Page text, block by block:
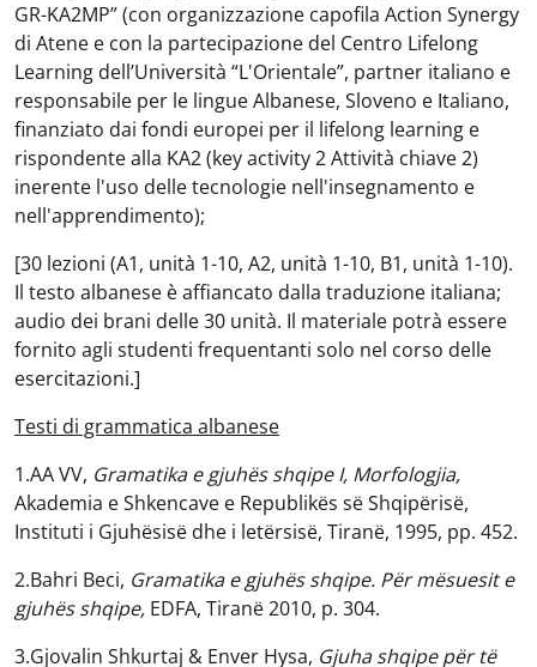
GR-KA2MP” (con organizzazione capofila Action Synergy
di Atene e con la partecipazione del Centro Lifelong
Learning dell’Università “L'Orientale”, partner italiano e
responsabile per le lingue Albanese, Sloveno e Italiano,
finanziato dai fondi europei per il lifelong learning e
rispondente alla KA2 (key activity 2 Attività chiave 2)
inerente l'uso delle tecnologie nell'insegnamento e
nell'apprendimento);
[30 lezioni (A1, unità 1-10, A2, unità 1-10, B1, unità 1-10).
Il testo albanese è affiancato dalla traduzione italiana;
audio dei brani delle 30 unità. Il materiale potrà essere
fornito agli studenti frequentanti solo nel corso delle
esercitazioni.]
Testi di grammatica albanese
1.AA VV, Gramatika e gjuhës shqipe I, Morfologjia,
Akademia e Shkencave e Republikës së Shqipërisë,
Instituti i Gjuhësisë dhe i letërsisë, Tiranë, 1995, pp. 452.
2.Bahri Beci, Gramatika e gjuhës shqipe. Për mësuesit e
gjuhës shqipe, EDFA, Tiranë 2010, p. 304.
3.Gjovalin Shkurtaj & Enver Hysa, Gjuha shqipe për të